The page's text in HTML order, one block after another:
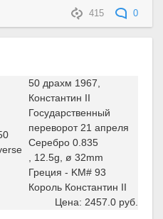
415 0
50 драхм 1967,
Константин II
Государственный
переворот 21 апреля
Серебро 0.835
, 12.5g, ø 32mm
Греция - KM# 93
Король Константин II
Цена: 2457.0 руб.